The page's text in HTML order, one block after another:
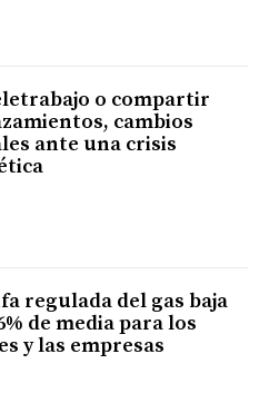
o compartir
cambios
ante una crisis
regulada del gas baja
de media para los
y las empresas